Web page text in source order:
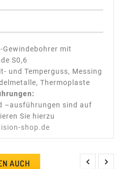
mit
S0,6
und Temperguss, Messing
Thermoplaste
–ausführungen sind auf
Sie hierzu
shop.de
AUCH  